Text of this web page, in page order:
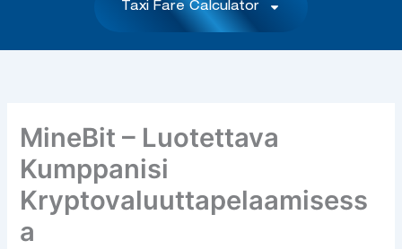
Taxi Fare Calculator
MineBit – Luotettava
Kumppanisi
Kryptovaluuttapelaamisess
a